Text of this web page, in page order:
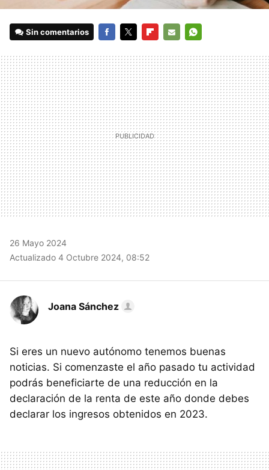
Sin comentarios
MAIL
26 Mayo 2024
Actualizado 4 Octubre 2024, 08:52
Joana Sánchez
Si eres un nuevo autónomo tenemos buenas
noticias. Si comenzaste el año pasado tu actividad
podrás beneficiarte de una reducción en la
declaración de la renta de este año donde debes
declarar los ingresos obtenidos en 2023.